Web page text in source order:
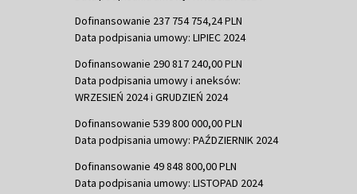
Dofinansowanie 237 754 754,24 PLN
Data podpisania umowy: LIPIEC 2024
Dofinansowanie 290 817 240,00 PLN
Data podpisania umowy i aneksów:
WRZESIEŃ 2024 i GRUDZIEŃ 2024
Dofinansowanie 539 800 000,00 PLN
Data podpisania umowy: PAŹDZIERNIK 2024
Dofinansowanie 49 848 800,00 PLN
Data podpisania umowy: LISTOPAD 2024